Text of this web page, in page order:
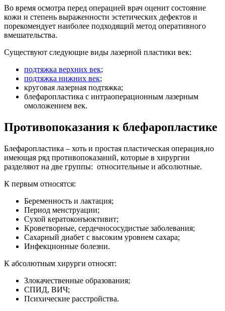
Во время осмотра перед операцией врач оценит состояние
кожи и степень выраженности эстетических дефектов и
порекомендует наиболее подходящий метод оперативного
вмешательства.
Существуют следующие виды лазерной пластики век:
подтяжка верхних век;
подтяжка нижних век;
круговая лазерная подтяжка;
блефаропластика с интраоперационным лазерным
омоложением век.
Противопоказания к блефаропластике
Блефаропластика – хоть и простая пластическая операция,но
имеющая ряд противопоказаний, которые в хирургии
разделяют на две группы: относительные и абсолютные.
К первым относятся:
Беременность и лактация;
Период менструации;
Сухой кератоконъюктивит;
Кроветворные, сердечнососудистые заболевания;
Сахарный диабет с высоким уровнем сахара;
Инфекционные болезни.
К абсолютным хирурги относят:
Злокачественные образования;
СПИД, ВИЧ;
Психические расстройства.